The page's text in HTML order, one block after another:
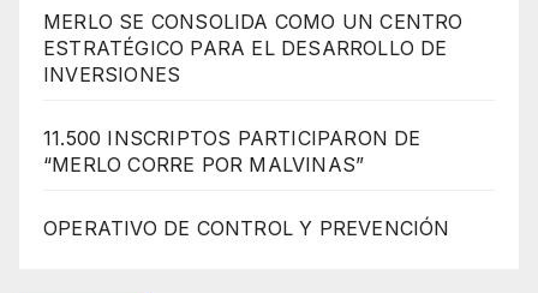
MERLO SE CONSOLIDA COMO UN CENTRO
ESTRATÉGICO PARA EL DESARROLLO DE
INVERSIONES
11.500 INSCRIPTOS PARTICIPARON DE
“MERLO CORRE POR MALVINAS”
OPERATIVO DE CONTROL Y PREVENCIÓN